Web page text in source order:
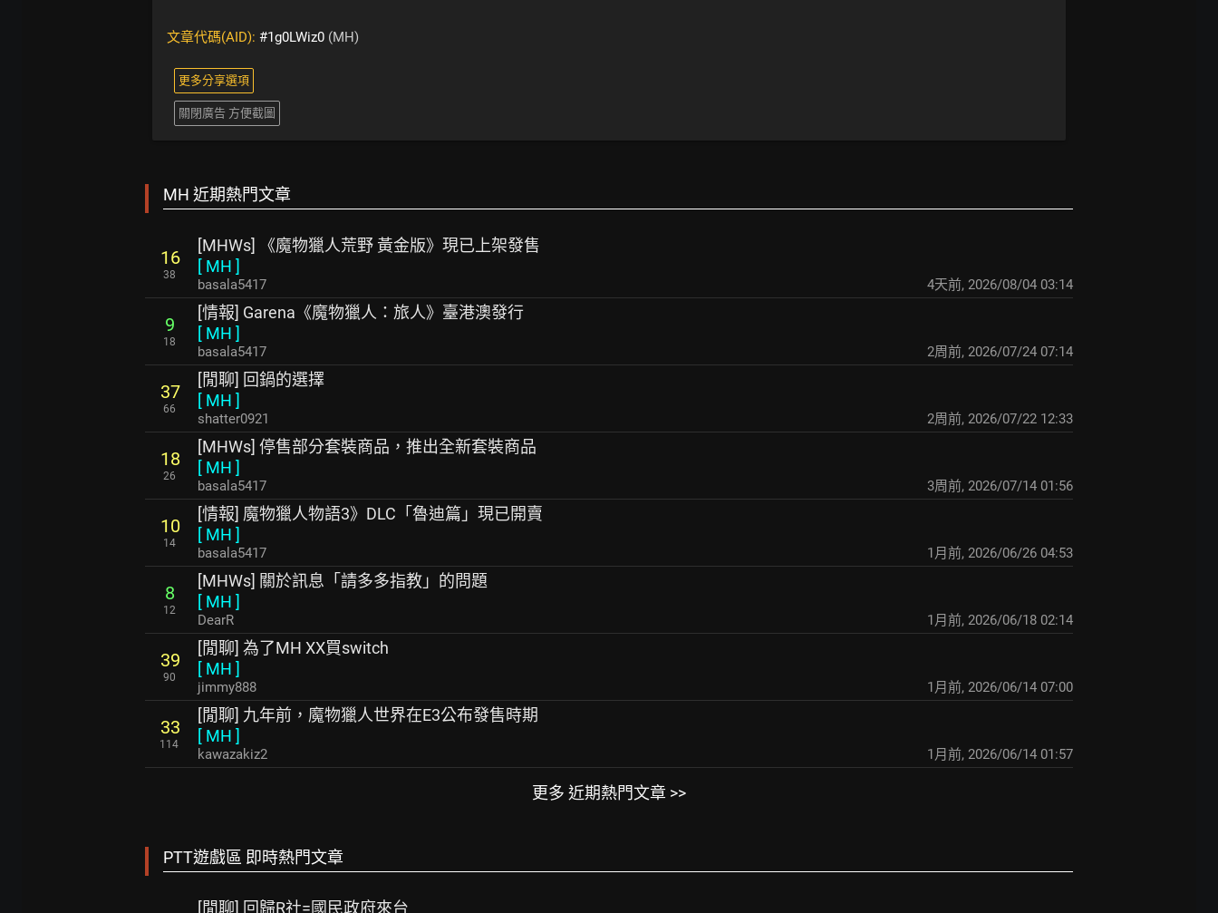
文章代碼(AID): #1g0LWiz0 (MH)
更多分享選項
關閉廣告 方便截圖
MH 近期熱門文章
16
38
[MHWs] 《魔物獵人荒野 黃金版》現已上架發售
[ MH ]
basala5417 4天前, 2026/08/04 03:14
9
18
[情報] Garena《魔物獵人：旅人》臺港澳發行
[ MH ]
basala5417 2周前, 2026/07/24 07:14
37
66
[閒聊] 回鍋的選擇
[ MH ]
shatter0921 2周前, 2026/07/22 12:33
18
26
[MHWs] 停售部分套裝商品，推出全新套裝商品
[ MH ]
basala5417 3周前, 2026/07/14 01:56
10
14
[情報] 魔物獵人物語3》DLC「魯迪篇」現已開賣
[ MH ]
basala5417 1月前, 2026/06/26 04:53
8
12
[MHWs] 關於訊息「請多多指教」的問題
[ MH ]
DearR 1月前, 2026/06/18 02:14
39
90
[閒聊] 為了MH XX買switch
[ MH ]
jimmy888 1月前, 2026/06/14 07:00
33
114
[閒聊] 九年前，魔物獵人世界在E3公布發售時期
[ MH ]
kawazakiz2 1月前, 2026/06/14 01:57
更多 近期熱門文章 >>
PTT遊戲區 即時熱門文章
[閒聊] 回歸R社=國民政府來台